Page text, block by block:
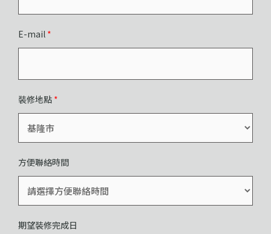
E-mail *
裝修地點 *
方便聯絡時間
期望裝修完成日